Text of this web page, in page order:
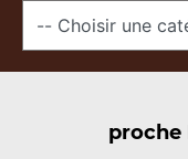
proche